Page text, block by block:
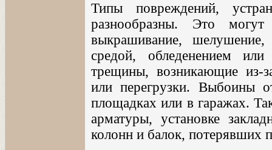
Типы повреждений,
разнообразны. Это
выкрашивание,
средой, обледенением
трещины, возникающие из-
или перегрузки. Выбоины
площадках или в гаражах.
арматуры, установке
колонн и балок, потерявших